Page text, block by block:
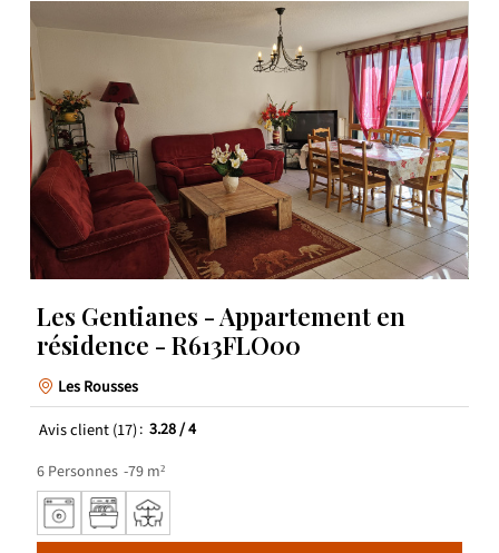
Les Gentianes - Appartement en
résidence - R613FLO00
Les Rousses
Avis client(17) 3.28/ 4
6 Personnes 79 m²